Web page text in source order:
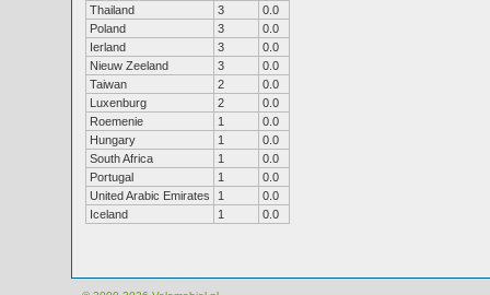
Thailand
3
0.0
Poland
3
0.0
Ierland
3
0.0
Nieuw Zeeland
3
0.0
Taiwan
2
0.0
Luxenburg
2
0.0
Roemenie
1
0.0
Hungary
1
0.0
South Africa
1
0.0
Portugal
1
0.0
United Arabic Emirates
1
0.0
Iceland
1 0.0